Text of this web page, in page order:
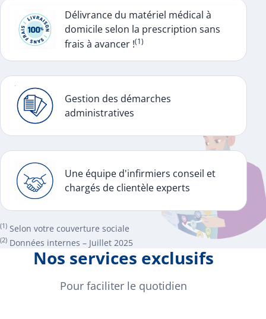
Délivrance du matériel médical à
domicile selon la prescription sans
frais à avancer !(1)
Gestion des démarches
administratives
Une équipe d'infirmiers conseil et
chargés de clientèle experts
(1) Selon votre couverture sociale
(2) Données internes – Juillet 2025
Nos services exclusifs
Pour faciliter le quotidien